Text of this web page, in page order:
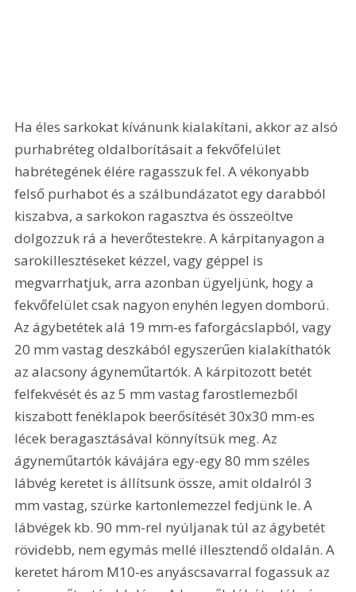
Ha éles sarkokat kívánunk kialakítani, akkor az alsó
purhabréteg oldalborításait a fekvőfelület
habrétegének élére ragasszuk fel. A vékonyabb
felső purhabot és a szálbundázatot egy darabból
kiszabva, a sarkokon ragasztva és összeöltve
dolgozzuk rá a heverőtestekre. A kárpitanyagon a
sarokillesztéseket kézzel, vagy géppel is
megvarrhatjuk, arra azonban ügyeljünk, hogy a
fekvőfelület csak nagyon enyhén legyen domború.
Az ágybetétek alá 19 mm-es faforgácslapból, vagy
20 mm vastag deszkából egyszerűen kialakíthatók
az alacsony ágyneműtartók. A kárpitozott betét
felfekvését és az 5 mm vastag farostlemezből
kiszabott fenéklapok beerősítését 30x30 mm-es
lécek beragasztásával könnyítsük meg. Az
ágyneműtartók kávájára egy-egy 80 mm széles
lábvég keretet is állítsunk össze, amit oldalról 3
mm vastag, szürke kartonlemezzel fedjünk le. A
lábvégek kb. 90 mm-rel nyúljanak túl az ágybetét
rövidebb, nem egymás mellé illesztendő oldalán. A
keretet három M10-es anyáscsavarral fogassuk az